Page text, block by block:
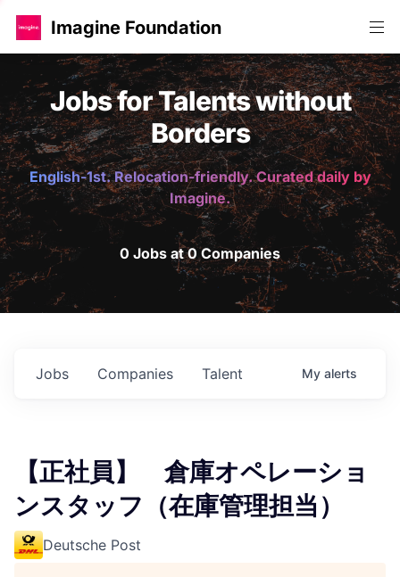
Imagine Foundation
Jobs for Talents without
Borders
English-1st. Relocation-friendly. Curated daily by
Imagine.
0 Jobs at 0 Companies
Jobs Companies Talent My alerts
【正社員】 倉庫オペレーショ
ンスタッフ（在庫管理担当）
Deutsche Post